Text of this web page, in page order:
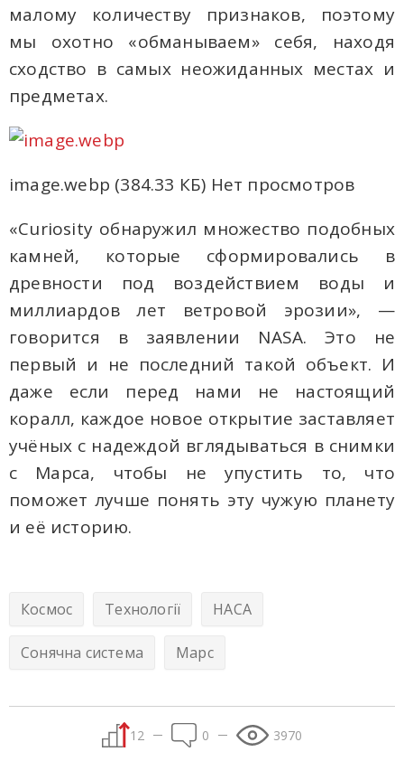
малому количеству признаков, поэтому
мы охотно «обманываем» себя, находя
сходство в самых неожиданных местах и
предметах.
image.webp (384.33 КБ) Нет просмотров
«Curiosity обнаружил множество подобных
камней, которые сформировались в
древности под воздействием воды и
миллиардов лет ветровой эрозии», —
говорится в заявлении NASA. Это не
первый и не последний такой объект. И
даже если перед нами не настоящий
коралл, каждое новое открытие заставляет
учёных с надеждой вглядываться в снимки
с Марса, чтобы не упустить то, что
поможет лучше понять эту чужую планету
и её историю.
Космос Технології НАСА
Сонячна система Марс
12 0 3970